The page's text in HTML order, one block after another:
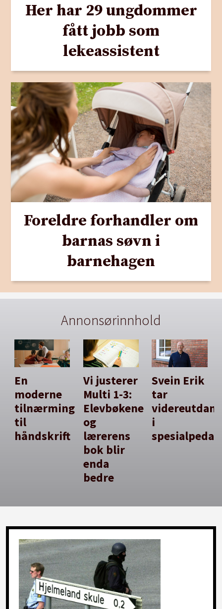
Her har 29 ungdommer
fått jobb som
lekeassistent
Foreldre forhandler om
barnas søvn i
barnehagen
Annonsørinnhold
En
moderne
tilnærming
til
håndskrift
Vi justerer
Multi 1-3:
Elevbøkene
og
lærerens
bok blir
enda
bedre
Svein Erik
tar
i